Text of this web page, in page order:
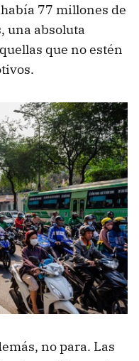
77 millones de
una absoluta
que no estén
no para. Las